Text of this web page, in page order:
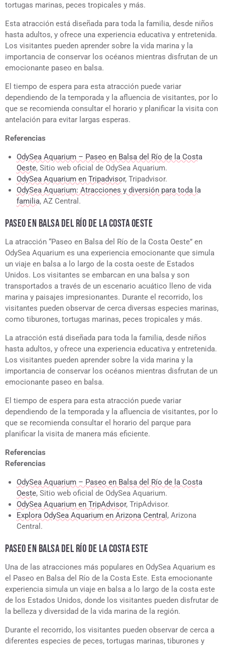
tortugas marinas, peces tropicales y más.
Esta atracción está diseñada para toda la familia, desde niños
hasta adultos, y ofrece una experiencia educativa y entretenida.
Los visitantes pueden aprender sobre la vida marina y la
importancia de conservar los océanos mientras disfrutan de un
emocionante paseo en balsa.
El tiempo de espera para esta atracción puede variar
dependiendo de la temporada y la afluencia de visitantes, por lo
que se recomienda consultar el horario y planificar la visita con
antelación para evitar largas esperas.
Referencias
OdySea Aquarium – Paseo en Balsa del Río de la Costa
Oeste, Sitio web oficial de OdySea Aquarium.
OdySea Aquarium en Tripadvisor, Tripadvisor.
OdySea Aquarium: Atracciones y diversión para toda la
familia, AZ Central.
PASEO EN BALSA DEL RÍO DE LA COSTA OESTE
La atracción “Paseo en Balsa del Río de la Costa Oeste” en
OdySea Aquarium es una experiencia emocionante que simula
un viaje en balsa a lo largo de la costa oeste de Estados
Unidos. Los visitantes se embarcan en una balsa y son
transportados a través de un escenario acuático lleno de vida
marina y paisajes impresionantes. Durante el recorrido, los
visitantes pueden observar de cerca diversas especies marinas,
como tiburones, tortugas marinas, peces tropicales y más.
La atracción está diseñada para toda la familia, desde niños
hasta adultos, y ofrece una experiencia educativa y entretenida.
Los visitantes pueden aprender sobre la vida marina y la
importancia de conservar los océanos mientras disfrutan de un
emocionante paseo en balsa.
El tiempo de espera para esta atracción puede variar
dependiendo de la temporada y la afluencia de visitantes, por lo
que se recomienda consultar el horario del parque para
planificar la visita de manera más eficiente.
Referencias
Referencias
OdySea Aquarium – Paseo en Balsa del Río de la Costa
Oeste, Sitio web oficial de OdySea Aquarium.
OdySea Aquarium en TripAdvisor, TripAdvisor.
Explora OdySea Aquarium en Arizona Central , Arizona
Central.
PASEO EN BALSA DEL RÍO DE LA COSTA ESTE
Una de las atracciones más populares en OdySea Aquarium es
el Paseo en Balsa del Río de la Costa Este. Esta emocionante
experiencia simula un viaje en balsa a lo largo de la costa este
de los Estados Unidos, donde los visitantes pueden disfrutar de
la belleza y diversidad de la vida marina de la región.
Durante el recorrido, los visitantes pueden observar de cerca a
diferentes especies de peces, tortugas marinas, tiburones y